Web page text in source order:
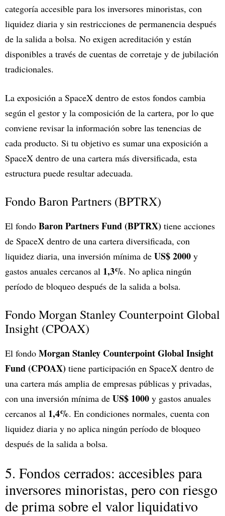
categoría accesible para los inversores minoristas, con
liquidez diaria y sin restricciones de permanencia después
de la salida a bolsa. No exigen acreditación y están
disponibles a través de cuentas de corretaje y de jubilación
tradicionales.
La exposición a SpaceX dentro de estos fondos cambia
según el gestor y la composición de la cartera, por lo que
conviene revisar la información sobre las tenencias de
cada producto. Si tu objetivo es sumar una exposición a
SpaceX dentro de una cartera más diversificada, esta
estructura puede resultar adecuada.
Fondo Baron Partners (BPTRX)
El fondo Baron Partners Fund (BPTRX) tiene acciones
de SpaceX dentro de una cartera diversificada, con
liquidez diaria, una inversión mínima de US$ 2000 y
gastos anuales cercanos al 1,3%. No aplica ningún
período de bloqueo después de la salida a bolsa.
Fondo Morgan Stanley Counterpoint Global
Insight (CPOAX)
El fondo Morgan Stanley Counterpoint Global Insight
Fund (CPOAX) tiene participación en SpaceX dentro de
una cartera más amplia de empresas públicas y privadas,
con una inversión mínima de US$ 1000 y gastos anuales
cercanos al 1,4%. En condiciones normales, cuenta con
liquidez diaria y no aplica ningún período de bloqueo
después de la salida a bolsa.
5. Fondos cerrados: accesibles para
inversores minoristas, pero con riesgo
de prima sobre el valor liquidativo